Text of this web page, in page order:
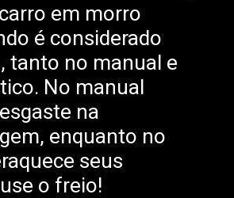
em morro
é considerado
tanto no manual e
No manual
na
enquanto no
seus
o freio!